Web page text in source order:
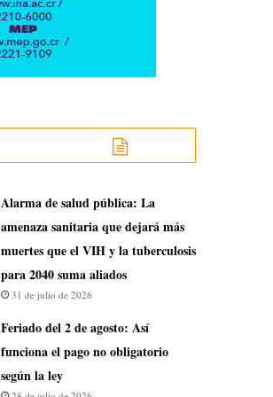
​Alarma de salud pública: La
amenaza sanitaria que dejará más
muertes que el VIH y la tuberculosis
para 2040 suma aliados
31 de julio de 2026
Feriado del 2 de agosto: Así
funciona el pago no obligatorio
según la ley